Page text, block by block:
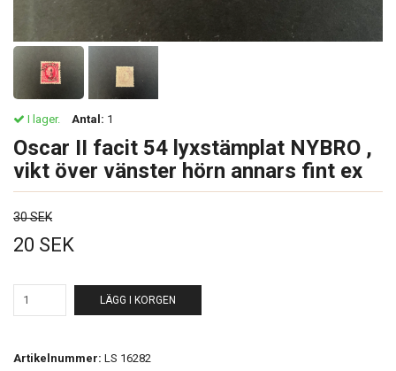
I lager. Antal: 1
Oscar II facit 54 lyxstämplat NYBRO ,
vikt över vänster hörn annars fint ex
30 SEK
20 SEK
LÄGG I KORGEN
Artikelnummer: LS 16282